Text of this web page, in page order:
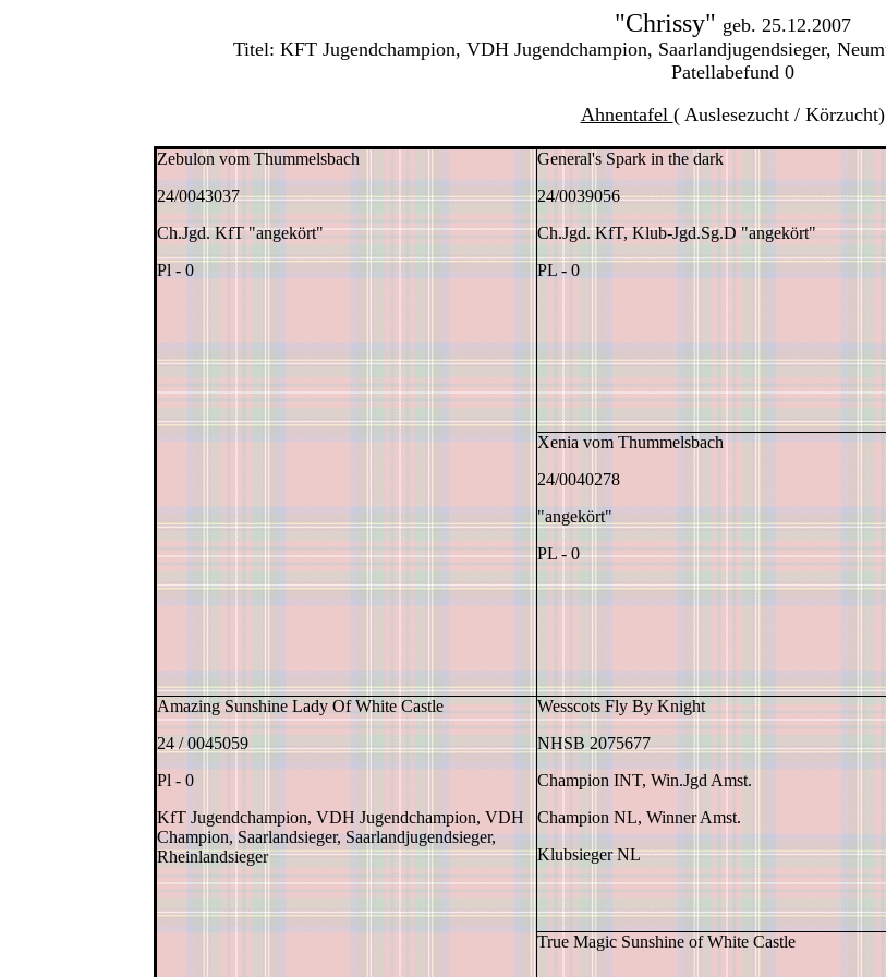
"Chrissy" geb. 25.12.2007
Titel: KFT Jugendchampion, VDH Jugendchampion, Saarlandjugendsieger,
Patellabefund 0
Ahnentafel ( Auslesezucht / Körzucht)
Zebulon vom Thummelsbach
24/0043037
Ch.Jgd. KfT "angekört"
Pl - 0
General's Spark in the dark
24/0039056
Ch.Jgd. KfT, Klub-Jgd.Sg.D "angekört"
PL - 0
Xenia vom Thummelsbach
24/0040278
"angekört"
PL - 0
Amazing Sunshine Lady Of White Castle
24 / 0045059
Pl - 0
KfT Jugendchampion, VDH Jugendchampion, VDH
Champion, Saarlandsieger, Saarlandjugendsieger,
Rheinlandsieger
Wesscots Fly By Knight
NHSB 2075677
Champion INT, Win.Jgd Amst.
Champion NL, Winner Amst.
Klubsieger NL
True Magic Sunshine of White Castle